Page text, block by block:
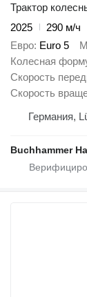
Трактор
2025
290 м/ч
Евро Euro 5
Колесная
Скорость
Скорость
Германия,
Buchhammer